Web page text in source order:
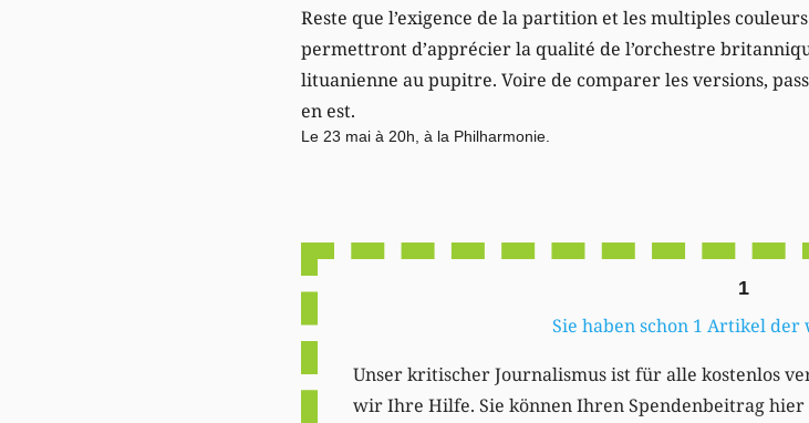
Reste que l’exigence de la partition et les multiples
permettront d’apprécier la qualité de l’orchestre
lituanienne au pupitre. Voire de comparer les versions,
en est.
Le 23 mai à 20h, à la Philharmonie.
1
Sie haben schon 1 Artikel der
Unser kritischer Journalismus ist für alle kostenlos
wir Ihre Hilfe. Sie können Ihren Spendenbeitrag